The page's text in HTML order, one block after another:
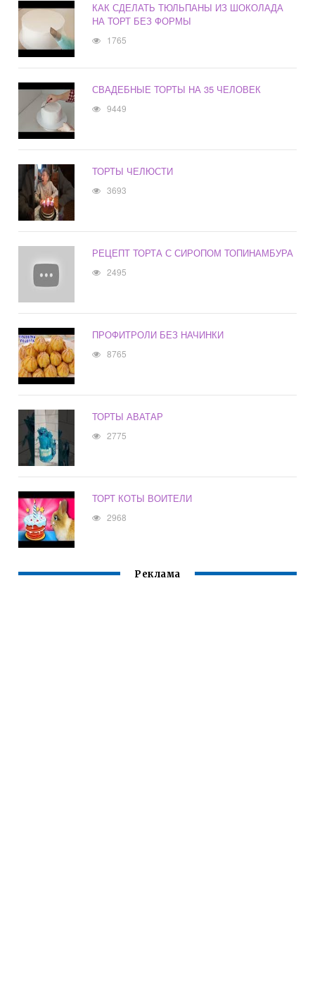
КАК СДЕЛАТЬ ТЮЛЬПАНЫ ИЗ ШОКОЛАДА
НА ТОРТ БЕЗ ФОРМЫ
1765
СВАДЕБНЫЕ ТОРТЫ НА 35 ЧЕЛОВЕК
9449
ТОРТЫ ЧЕЛЮСТИ
3693
РЕЦЕПТ ТОРТА С СИРОПОМ ТОПИНАМБУРА
2495
ПРОФИТРОЛИ БЕЗ НАЧИНКИ
8765
ТОРТЫ АВАТАР
2775
ТОРТ КОТЫ ВОИТЕЛИ
2968
Реклама